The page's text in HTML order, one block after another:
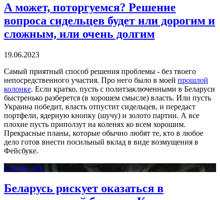
А может, поторгуемся? Решение
вопроса сидельцев будет или дорогим и
сложным, или очень долгим
19.06.2023
Самый приятный способ решения проблемы - без твоего
непосредственного участия. Про него было в моей прошлой
колонке. Если кратко, пусть с политзаключенными в Беларуси
быстренько разберется (в хорошем смысле) власть. Или пусть
Украина победит, власть отпустит сидельцев, и передаст
портфели, ядерную кнопку (шучу) и золото партии. А все
плохие пусть приползут на коленях ко всем хорошим.
Прекрасные планы, которые обычно любят те, кто в любое
дело готов внести посильный вклад в виде возмущения в
Фейсбуке.
Сигнал дня
Беларусь рискует оказаться в